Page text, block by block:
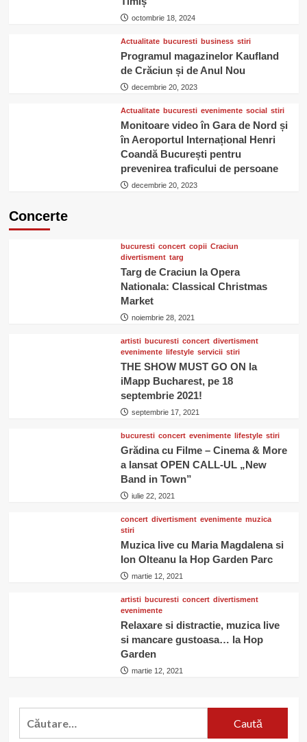
octombrie 18, 2024
Actualitate bucuresti business stiri
Programul magazinelor Kaufland
de Crăciun și de Anul Nou
decembrie 20, 2023
Actualitate bucuresti evenimente social stiri
Monitoare video în Gara de Nord și
în Aeroportul Internațional Henri
Coandă București pentru
prevenirea traficului de persoane
decembrie 20, 2023
Concerte
bucuresti concert copii Craciun
divertisment targ
Targ de Craciun la Opera
Nationala: Classical Christmas
Market
noiembrie 28, 2021
artisti bucuresti concert divertisment
evenimente
lifestyle servicii stiri
THE SHOW MUST GO ON la
iMapp Bucharest, pe 18
septembrie 2021!
septembrie 17, 2021
bucuresti concert evenimente lifestyle stiri
Grădina cu Filme – Cinema & More
a lansat OPEN CALL-UL „New
Band in Town”
iulie 22, 2021
concert divertisment evenimente muzica
stiri
Muzica live cu Maria Magdalena si
Ion Olteanu la Hop Garden Parc
martie 12, 2021
artisti bucuresti concert divertisment
evenimente
Relaxare si distractie, muzica live
si mancare gustoasa… la Hop
Garden
martie 12, 2021
Caută